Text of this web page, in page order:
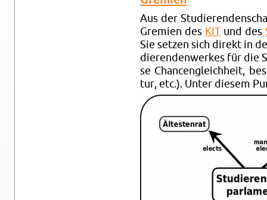
Aus der
Gre­mi­en des KITund des
Sie set­zen sich di­rekt in
die­ren­den­wer­kes für die
se Chan­cen­gleich­heit,
tur, etc.). Unter die­sem